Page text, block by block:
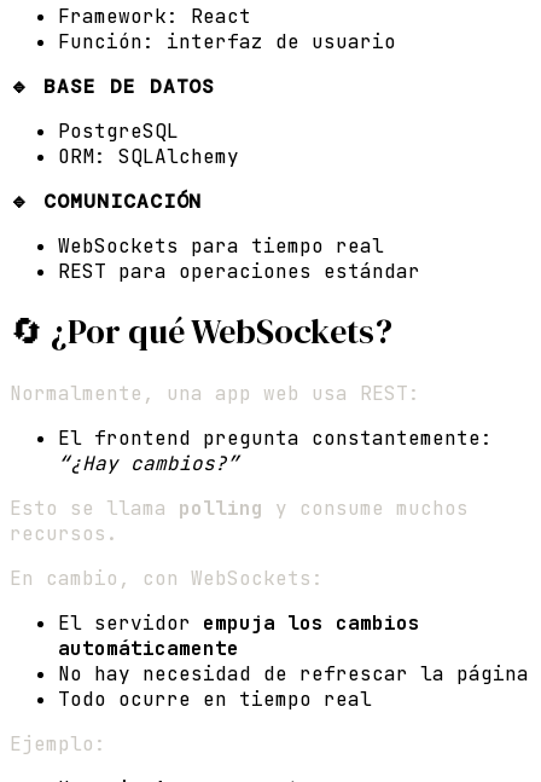
Framework: React
Función: interfaz de usuario
🔹 BASE DE DATOS
PostgreSQL
ORM: SQLAlchemy
🔹 COMUNICACIÓN
WebSockets para tiempo real
REST para operaciones estándar
🔄 ¿Por qué WebSockets?
Normalmente, una app web usa REST:
El frontend pregunta constantemente:
“¿Hay cambios?”
Esto se llama polling y consume muchos
recursos.
En cambio, con WebSockets:
El servidor empuja los cambios
automáticamente
No hay necesidad de refrescar la página
Todo ocurre en tiempo real
Ejemplo: